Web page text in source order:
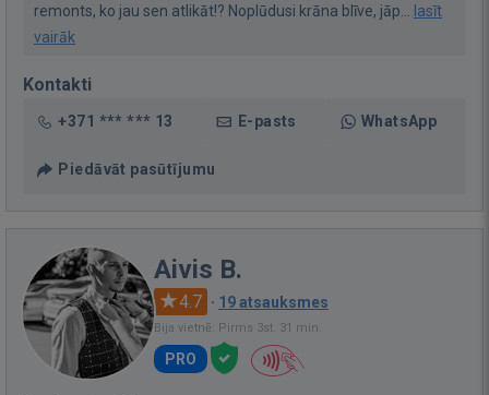
remonts, ko jau sen atlikāt!? Noplūdusi krāna blīve, jāp... lasīt
vairāk
Kontakti
+371 *** *** 13 E-pasts WhatsApp
Piedāvāt pasūtījumu
Aivis B.
4.7 · 19 atsauksmes
Bija vietnē: Pirms 3st. 31 min.
PRO